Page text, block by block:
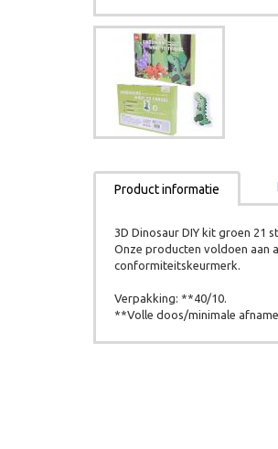
Product informatie
3D Dinosaur DIY kit groen 21
Onze producten voldoen aan
conformiteitskeurmerk.
Verpakking: **40/10.
**Volle doos/minimale